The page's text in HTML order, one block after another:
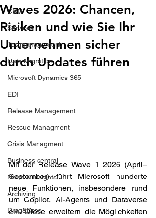
CRM
Services
Testmanagement
Data Migration
Microsoft Dynamics 365
EDI
Release Management
Rescue Managment
Crisis Managment
Business central
News & Insights
Archiving
Drag&Drop
Waves 2026: Chancen,
Risiken und wie Sie Ihr
Unternehmen sicher
durch Updates führen
Mit der Release Wave 1 2026 (April–
September) führt Microsoft hunderte
neue Funktionen, insbesondere rund
um Copilot, AI-Agents und Dataverse
ein. Diese erweitern die Möglichkeiten